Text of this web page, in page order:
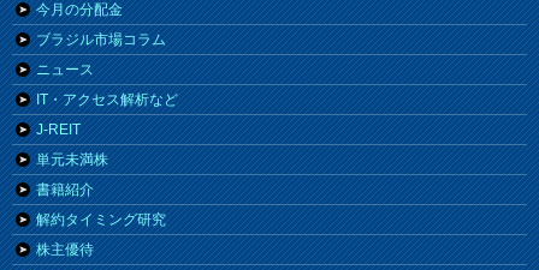
今月の分配金
ブラジル市場コラム
ニュース
IT・アクセス解析など
J-REIT
単元未満株
書籍紹介
解約タイミング研究
株主優待